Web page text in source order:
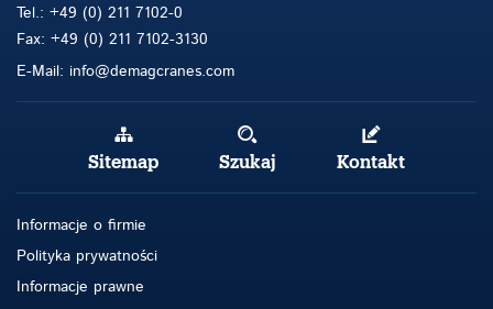
Tel.: +49 (0) 211 7102-0
Fax: +49 (0) 211 7102-3130
E-Mail: info@demagcranes.com
Informacje o firmie
Polityka prywatności
Informacje prawne
Sitemap Szukaj Kontakt